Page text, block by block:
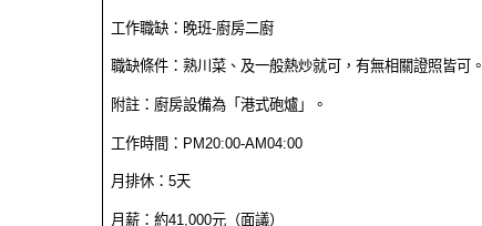
工作職缺：晚班-廚房二廚
職缺條件：熟川菜、及一般熱炒就可，有無相關證照皆可。
附註：廚房設備為「港式砲爐」。
工作時間：PM20:00-AM04:00
月排休：5天
月薪：約41,000元（面議）